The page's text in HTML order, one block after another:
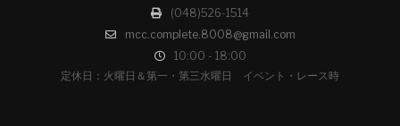
(048)526-1514
mcc.complete.8008@gmail.com
10:00 - 18:00
定休日：火曜日＆第一・第三水曜日 イベント・レース時